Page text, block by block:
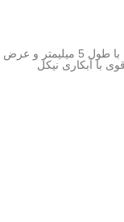
آهنربا بلوکی نئودیمیوم 5*5*5 یا چهارگوش نئودیمیوم با طول 5 میلیمتر و عرض